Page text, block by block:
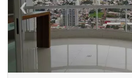
Previous